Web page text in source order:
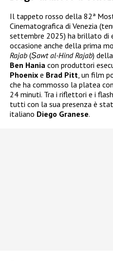
Il tappeto rosso della 82ª
Cinematografica di Venezia
settembre 2025) ha brillato di
occasione anche della prima
Rajab (Ṣawt al-Hind Rajab)
Ben Hania con produttori
Phoenix e Brad Pitt, un film
che ha commosso la platea
24 minuti. Tra i riflettori e i
tutti con la sua presenza è
italiano Diego Granese.